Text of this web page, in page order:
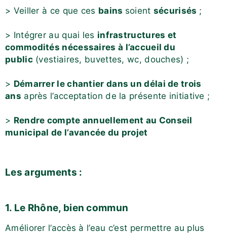
> Veiller à ce que ces bains soient sécurisés ;
> Intégrer au quai les infrastructures et
commodités nécessaires à l’accueil du
public(vestiaires, buvettes, wc, douches) ;
> Démarrer le chantier dans un délai de trois
ans après l’acceptation de la présente initiative ;
> Rendre compte annuellement au Conseil
municipal de l’avancée du projet
Les arguments :
1. Le Rhône, bien commun
Améliorer l’accès à l’eau c’est permettre au plus